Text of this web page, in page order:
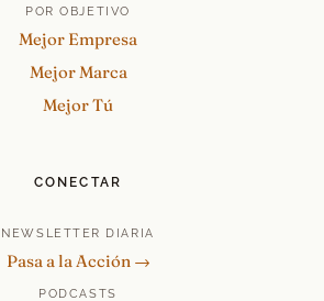
POR OBJETIVO
Mejor Empresa
Mejor Marca
Mejor Tú
CONECTAR
NEWSLETTER DIARIA
Pasa a la Acción →
PODCASTS